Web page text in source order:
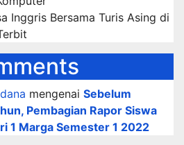
Inggris Bersama Turis Asing di
mengenai Sebelum
Pembagian Rapor Siswa
1 Marga Semester 1 2022